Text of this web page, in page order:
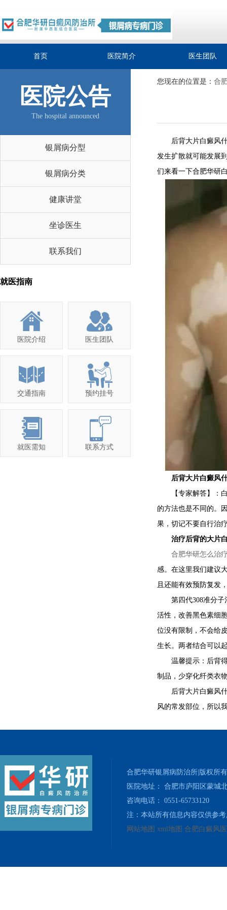
首页 医院简介 医生团队
医院公告
The hospital announced
银屑病分型
银屑病分类
健康讲堂
坐诊医生
联系我们
就医指南
医院介绍 医生团队
交通指南 预约挂号
就医需知 联系方式
您现在的位置是： 合
后背大片白癜风什
发生扩散就可能发展
们来看一下合肥华研
后背大片白癜风什
【专家解答】：白
的方法也是不同的。
果，切记不要自行治
治疗后背的大片白
合肥华研怎么治
感。在这里我们建议
且还能有效预防复发
第四代308准分子治
活性，改善黑色素细
位没有限制，不会给
生长。两者结合可以
温馨提示：后背得
制品，少穿化纤类衣
后背大片白癜风什
风的常发部位，所以
合肥华研银屑病防治所|版权所有
医院地址： 合肥市庐阳区蒙城
咨询电话： 0551-65733120
注：本站所有信息内容仅供参
网站地图 xml地图 合肥白癜风